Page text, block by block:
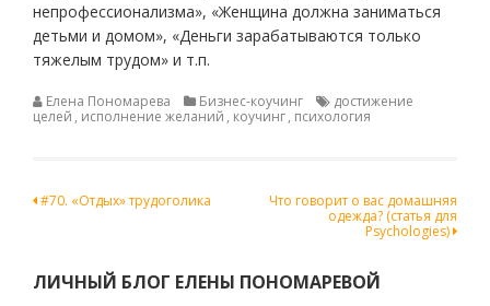
непрофессионализма», «Женщина должна заниматься
детьми и домом», «Деньги зарабатываются только
тяжелым трудом» и т.п.
Елена Пономарева Бизнес-коучинг
достижение
целей , исполнение желаний , коучинг, психология
Навигация
записям
#70. «Отдых» трудоголика
Что говорит о вас домашняя
одежда? (статья для
Psychologies)
ЛИЧНЫЙ БЛОГ ЕЛЕНЫ ПОНОМАРЕВОЙ